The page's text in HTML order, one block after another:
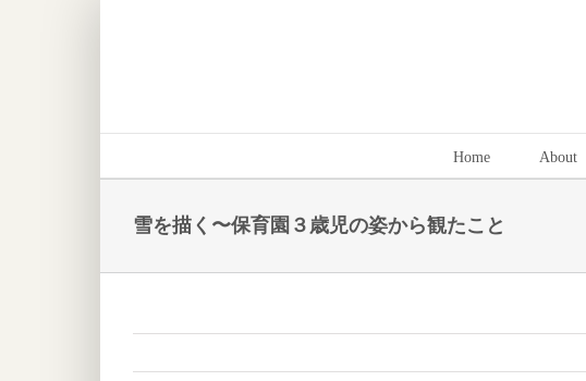
Home About
雪を描く〜保育園３歳児の姿から観たこと